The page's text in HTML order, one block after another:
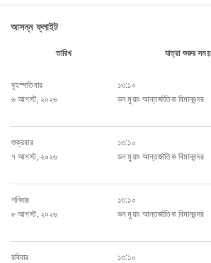
আসন্ন ফ্লাইট
তারিখ যাত্রা শুরুর সময়
বৃহস্পতিবার
৬ আগস্ট, ২০২৬
১৩:১০
ডন মুয়াং আন্তর্জাতিক বিমানবন্দর
শুক্রবার
৭ আগস্ট, ২০২৬
১৩:১০
ডন মুয়াং আন্তর্জাতিক বিমানবন্দর
শনিবার
৮ আগস্ট, ২০২৬
১৩:১০
ডন মুয়াং আন্তর্জাতিক বিমানবন্দর
রবিবার
১৩:১০